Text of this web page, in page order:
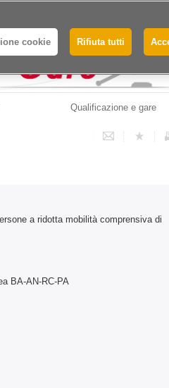
Qualificazione e gare
a ridotta mobilità comprensiva di
BA-AN-RC-PA
cookie Rifiuta tutti